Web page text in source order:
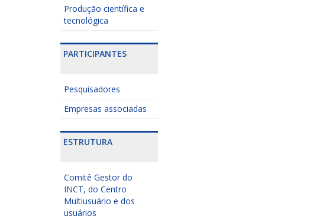
Produção científica e
tecnológica
PARTICIPANTES
Pesquisadores
Empresas associadas
ESTRUTURA
Comitê Gestor do
INCT, do Centro
Multiusuário e dos
usuários